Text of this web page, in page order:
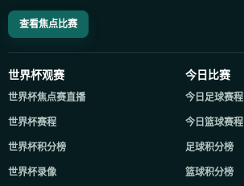
查看焦点比赛
世界杯观赛
世界杯焦点赛直播
世界杯赛程
世界杯积分榜
世界杯录像
今日比赛
今日足球赛程
今日篮球赛程
足球积分榜
篮球积分榜